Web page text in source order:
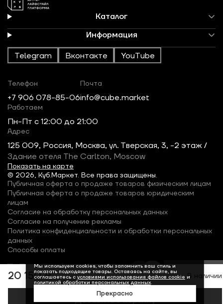
20 150 ₽ В наличии
Добавить в корзину
Каталог
Информация
Telegram Вконтакте YouTube
© 2026, Куб.Маркет. Все права защищены.
Телефон
+7 906 078-85-06
Почта
info@cube.market
Работаем
Пн-Пт c 12:00 до 21:00
Адрес
125 009, Россия, Москва, ул. Тверская, 3, -2 этаж /
Здание отеля The Carlton, Moscow
Показать на карте
Публичная оферта о продаже товаров физическим лицам
Публичная оферта о продаже товаров юридическим
лицам
Согласие на обработку персональных данных
Согласие на получение рекламы
Политика конфиденциальности и обработки персональных
данных
Способы оплаты
Мы используем cookies, чтобы запомнить ваш стиль и
показать подходящие товары. Оставаясь на сайте, вы
соглашаетесь с условиями использования файлов cookie и
политикой обработки персональных данных.
Прекрасно